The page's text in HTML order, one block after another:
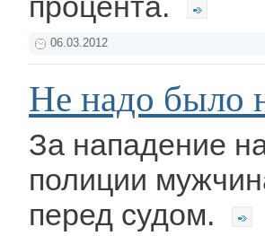
06.03.2012
Не надо было
За нападение
полиции
перед судом.